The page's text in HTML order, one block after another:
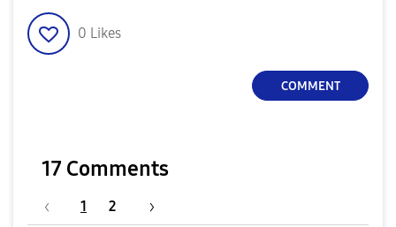
0 Likes
COMMENT
17 Comments
1 2